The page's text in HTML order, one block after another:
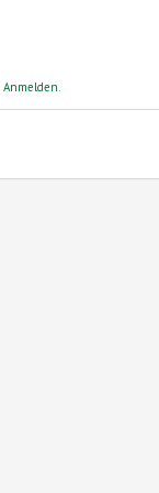
Anmelden.